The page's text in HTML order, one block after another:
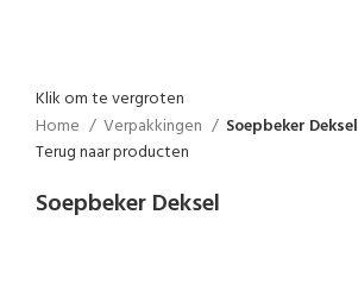
Klik om te vergroten
Home
Verpakkingen
Soepbeker Deksel
Terug naar producten
Soepbeker Deksel